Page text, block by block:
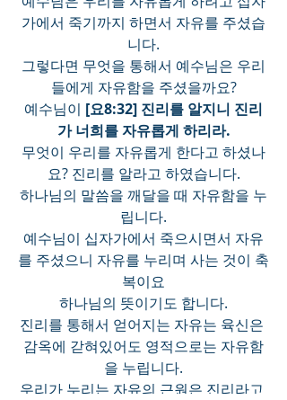
가에서 죽기까지 하면서 자유를 주셨습
니다.
그렇다면 무엇을 통해서 예수님은 우리
들에게 자유함을 주셨을까요?
예수님이 [요8:32] 진리를 알지니 진리
가 너희를 자유롭게 하리라.
무엇이 우리를 자유롭게 한다고 하셨나
요? 진리를 알라고 하였습니다.
하나님의 말씀을 깨달을 때 자유함을 누
립니다.
예수님이 십자가에서 죽으시면서 자유
를 주셨으니 자유를 누리며 사는 것이 축
복이요
하나님의 뜻이기도 합니다.
진리를 통해서 얻어지는 자유는 육신은
감옥에 갇혀있어도 영적으로는 자유함
을 누립니다.
우리가 누리는 자유의 근원은 진리라고